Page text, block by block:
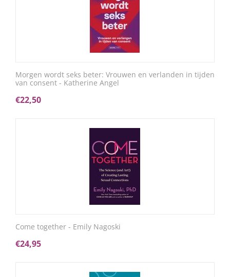
Morgen wordt seks beter: Vrouwen en verlanden in tijden
van consent - Katherine Angel
€22,50
Come together - Emily Nagoski
€24,95